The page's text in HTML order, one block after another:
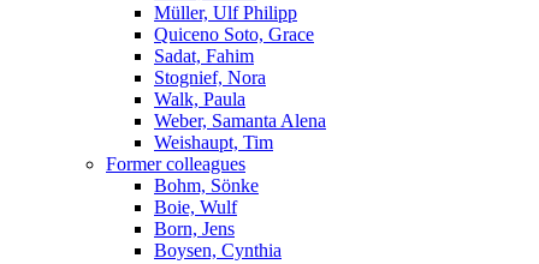
Müller, Ulf Philipp
Quiceno Soto, Grace
Sadat, Fahim
Stognief, Nora
Walk, Paula
Weber, Samanta Alena
Weishaupt, Tim
Former colleagues
Bohm, Sönke
Boie, Wulf
Born, Jens
Boysen, Cynthia